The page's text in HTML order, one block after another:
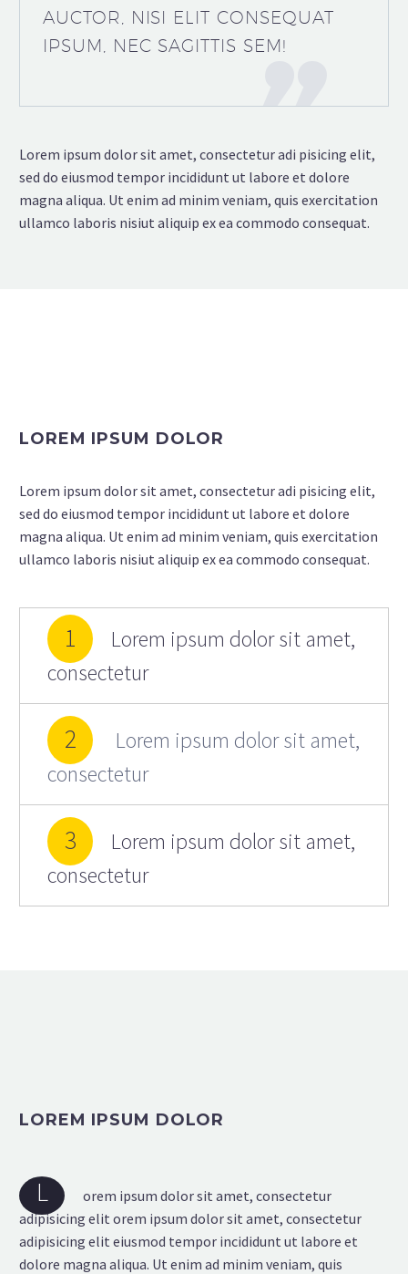
AUCTOR, NISI ELIT CONSEQUAT
IPSUM, NEC SAGITTIS SEM!
Lorem ipsum dolor sit amet, consectetur adi pisicing elit,
sed do eiusmod tempor incididunt ut labore et dolore
magna aliqua. Ut enim ad minim veniam, quis exercitation
ullamco laboris nisiut aliquip ex ea commodo consequat.
LOREM IPSUM DOLOR
Lorem ipsum dolor sit amet, consectetur adi pisicing elit,
sed do eiusmod tempor incididunt ut labore et dolore
magna aliqua. Ut enim ad minim veniam, quis exercitation
ullamco laboris nisiut aliquip ex ea commodo consequat.
1
Lorem ipsum dolor sit amet,
consectetur
2
Lorem ipsum dolor sit amet,
consectetur
3
Lorem ipsum dolor sit amet,
consectetur
LOREM IPSUM DOLOR
L
orem ipsum dolor sit amet, consectetur
adipisicing elit orem ipsum dolor sit amet, consectetur
adipisicing elit eiusmod tempor incididunt ut labore et
dolore magna aliqua. Ut enim ad minim veniam, quis